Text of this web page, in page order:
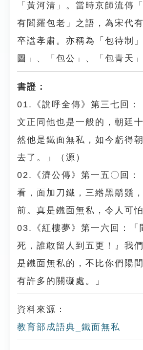
「黃河清」。當時京師流傳
有閻羅包老」之語，為宋代
卒諡孝肅。亦稱為「包待制
圖」、「包公」、「包青天」
書證：
01.《說呼全傳》第三七回：
文正同他也是一般的，朝廷
然他是鐵面無私，如今虧得
去了。」（源）
02.《濟公傳》第一五〇回：
看，面加刀鐵，三綹黑鬍鬚
前。真是鐵面無私，令人可怕
03.《紅樓夢》第一六回：「
死，誰敢留人到五更！』我
是鐵面無私的，不比你們陽
有許多的關礙處。」
資料來源：
教育部成語典_鐵面無私